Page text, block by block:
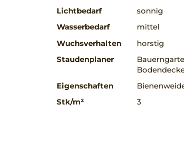
Lichtbedarf
sonnig
Wasserbedarf
mittel
Wuchsverhalten
horstig
Staudenplaner
Eigenschaften
Stk/m²
3